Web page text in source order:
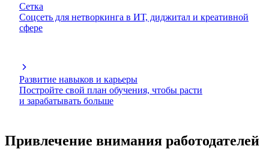
Сетка
Соцсеть для нетворкинга в ИТ, диджитал и креативной
сфере
Развитие навыков и карьеры
Постройте свой план обучения, чтобы расти
и зарабатывать больше
Привлечение внимания работодателей